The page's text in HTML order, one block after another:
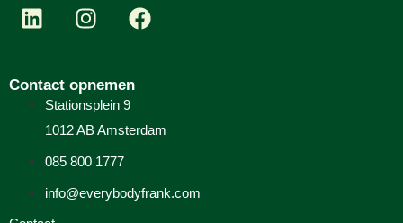
Contact opnemen
Stationsplein 9
1012 AB Amsterdam
085 800 1777
info@everybodyfrank.com